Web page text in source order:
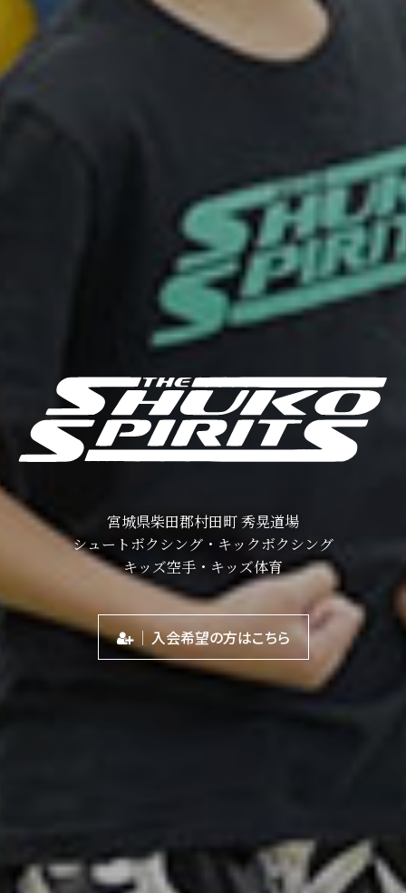
宮城県柴田郡村田町 秀晃道場
シュートボクシング・キックボクシング
キッズ空手・キッズ体育
入会希望の方はこちら